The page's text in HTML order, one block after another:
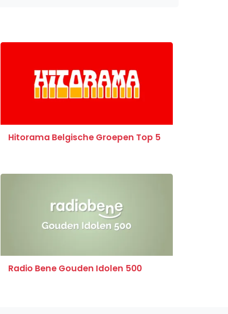
Hitorama Belgische Groepen Top 5
Radio Bene Gouden Idolen 500